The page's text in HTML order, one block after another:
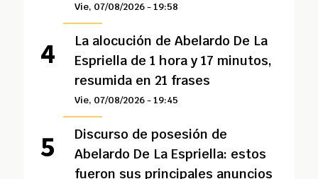
Vie, 07/08/2026 - 19:58
La alocución de Abelardo De La
Espriella de 1 hora y 17 minutos,
resumida en 21 frases
Vie, 07/08/2026 - 19:45
Discurso de posesión de
Abelardo De La Espriella: estos
fueron sus principales anuncios